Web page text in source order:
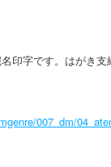
印字です。はがき
007_dm/